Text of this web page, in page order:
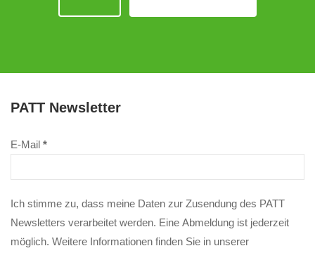
PATT Newsletter
E-Mail *
Ich stimme zu, dass meine Daten zur Zusendung des PATT
Newsletters verarbeitet werden. Eine Abmeldung ist jederzeit
möglich. Weitere Informationen finden Sie in unserer